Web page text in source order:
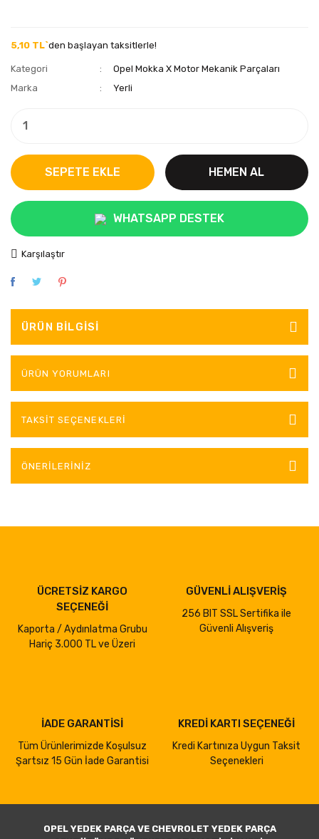
5,10 TL`den başlayan taksitlerle!
Kategori
Opel Mokka X Motor Mekanik Parçaları
Marka
Yerli
SEPETE EKLE HEMEN AL
WHATSAPP DESTEK
Karşılaştır
ÜRÜN BILGISI
ÜRÜN YORUMLARI
TAKSIT SEÇENEKLERI
ÖNERILERINIZ
ÜCRETSİZ KARGO
SEÇENEĞİ
Kaporta / Aydınlatma Grubu
Hariç 3.000 TL ve Üzeri
GÜVENLİ ALIŞVERİŞ
256 BIT SSL Sertifika ile
Güvenli Alışveriş
İADE GARANTİSİ
Tüm Ürünlerimizde Koşulsuz
Şartsız 15 Gün İade Garantisi
KREDİ KARTI SEÇENEĞİ
Kredi Kartınıza Uygun Taksit
Seçenekleri
OPEL YEDEK PARÇA VE CHEVROLET YEDEK PARÇA